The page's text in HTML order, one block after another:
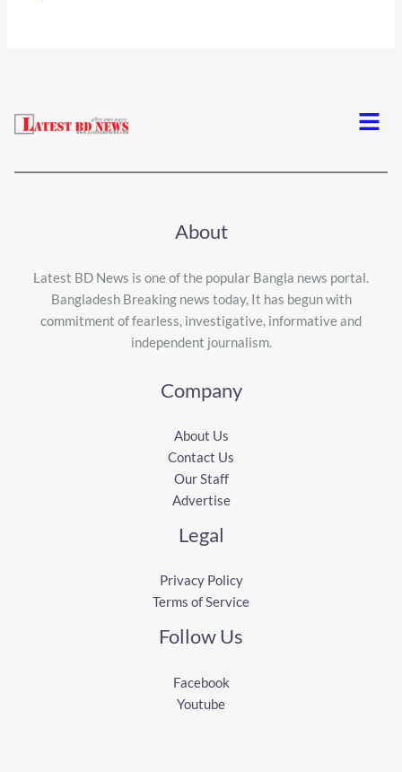
Menu
About
Latest BD News is one of the popular Bangla news portal.
Bangladesh Breaking news today, It has begun with
commitment of fearless, investigative, informative and
independent journalism.
Company
About Us
Contact Us
Our Staff
Advertise
Legal
Privacy Policy
Terms of Service
Follow Us
Facebook
Youtube